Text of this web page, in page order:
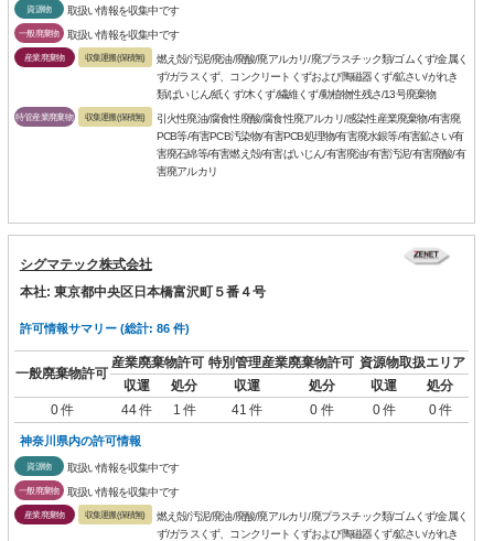
資源物 取扱い情報を収集中です
一般廃棄物 取扱い情報を収集中です
産業廃棄物 収集運搬(保積無)
燃え殻/汚泥/廃油/廃酸/廃アルカリ/廃プラスチック類/ゴムくず/金属く
ず/ガラスくず、コンクリートくずおよび陶磁器くず/鉱さい/がれき
類/ばいじん/紙くず/木くず/繊維くず/動植物性残さ/13号廃棄物
特管産業廃棄物 収集運搬(保積無)
引火性廃油/腐食性廃酸/腐食性廃アルカリ/感染性産業廃棄物/有害廃
PCB等/有害PCB汚染物/有害PCB処理物/有害廃水銀等/有害鉱さい/有
害廃石綿等/有害燃え殻/有害ばいじん/有害廃油/有害汚泥/有害廃酸/有
害廃アルカリ
シグマテック株式会社
本社: 東京都中央区日本橋富沢町５番４号
許可情報サマリー (総計: 86 件)
一般廃棄物許可
産業廃棄物許可 特別管理産業廃棄物許可 資源物取扱エリア
収運
処分 収運 処分 収運
処分
0 件
44 件 1 件 41 件 0 件 0 件 0 件
神奈川県内の許可情報
資源物 取扱い情報を収集中です
一般廃棄物 取扱い情報を収集中です
産業廃棄物 収集運搬(保積無)
燃え殻/汚泥/廃油/廃酸/廃アルカリ/廃プラスチック類/ゴムくず/金属く
ず/ガラスくず、コンクリートくずおよび陶磁器くず/鉱さい/がれき